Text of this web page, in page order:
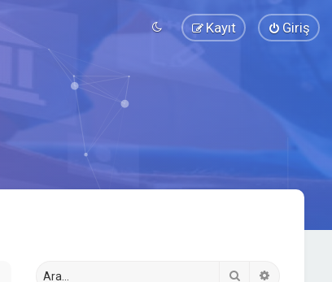
Giriş
Kayıt
Ara